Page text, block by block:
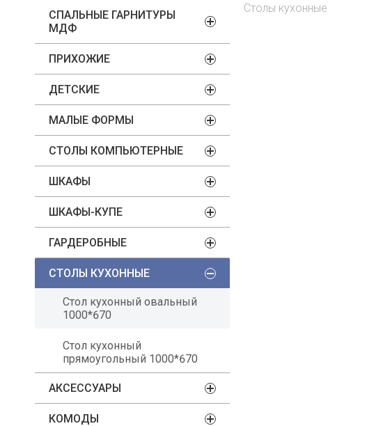
СПАЛЬНЫЕ ГАРНИТУРЫ
МДФ
ПРИХОЖИЕ
ДЕТСКИЕ
МАЛЫЕ ФОРМЫ
СТОЛЫ КОМПЬЮТЕРНЫЕ
ШКАФЫ
ШКАФЫ-КУПЕ
ГАРДЕРОБНЫЕ
СТОЛЫ КУХОННЫЕ
Стол кухонный овальный
1000*670
Стол кухонный
прямоугольный 1000*670
АКСЕССУАРЫ
КОМОДЫ
Столы кухонные